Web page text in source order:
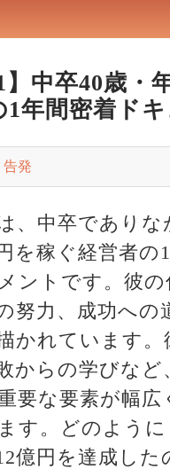
】中卒40歳・
1年間密着ド
告発
、中卒でありな
を稼ぐ経営者の
ントです。彼の
努力、成功への
かれています。
からの学びなど
要な要素が幅広
す。どのよう
億円を達成した